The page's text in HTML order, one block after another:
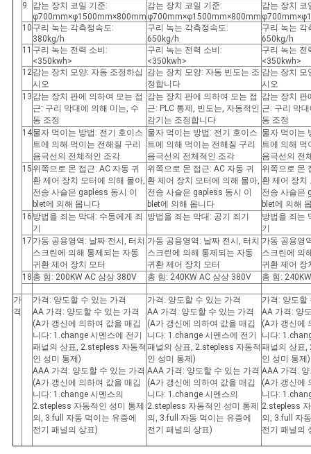
9
감는 장치 코일 기준:
φ700mm×φ1500mm×800mm
감는 장치 코일 기준:
φ700mm×φ1500mm×800mm
감는 장치 코
10 구리 녹는 각측정속도:
380kg/h
구리 녹는 각측정속도:
650kg/h
구리 녹는 각
650kg/h
11 구리 녹는 전력 소비:
<350kwh>
구리 녹는 전력 소비:
<350kwh>
구리 녹는 전
<350kwh>
12감는 장치 모양: 자동 조정하십
시오
감는 장치 모양: 자동 빈도는 조
정합니다
감는 장치 모
시오
13 감는 장치 판에 의하여 모는 접
근: 구리 막대에 의해 미는, 수
동 조정
감는 장치 판에 의하여 모는 접
근: PLC 통제, 빈도는, 자동적인
감기는 조정합니다
감는 장치 판
근: 구리 막
동 조정
14물자 먹이는 방법: 전기 호이스
트에 의해 먹이는 전해질 구리
음극선의 전체적인 조각
물자 먹이는 방법: 전기 호이스
트에 의해 먹이는 전해질 구리
음극선의 전체적인 조각
물자 먹이는
트에 의해 먹
음극선의 전
15 위쪽으로 몬 접근: AC 자동 귀
환 제어 장치 모터에 의해 몰아,
전송 사슬은 gapless 동시 이
blet에 의해 몹니다
위쪽으로 몬 접근: AC 자동 귀
환 제어 장치 모터에 의해 몰아,
전송 사슬은 gapless 동시 이
blet에 의해 몹니다
위쪽으로 몬
환 제어 장치
전송 사슬은
blet에 의해
16 방법을 죄는 막대: 수동에게 죄
기
방법을 죄는 막대: 공기 죄기
방법을 죄는
기
17 가동 공용영역: 날짜 전시, 터치
스크린에 의해 통제되는 자동
귀환 제어 장치 모터
가동 공용영역: 날짜 전시, 터치
스크린에 의해 통제되는 자동
귀환 제어 장치 모터
가동 공용영
스크린에 의
귀환 제어 장
18 총 힘: 200KW AC 삼상 380V 총 힘: 240KW AC 삼상 380V 총 힘:
가
격
가격: 양도할 수 있는 가격
AA 가격: 양도할 수 있는 가격
(A가 갱신에 의하여 값을 매깁
니다: 1.change 시멘스에 전기
패널의 상표, 2.stepless 자동적
인 성미 통제)
AAA 가격: 양도할 수 있는 가격
(A가 갱신에 의하여 값을 매깁
니다: 1.change 시멘스의
2.stepless 자동적인 성미 통제
의, 3.full 자동 먹이는 유증에
전기 패널의 상표)
가격: 양도할 수 있는 가격
AA 가격: 양도할 수 있는 가격
(A가 갱신에 의하여 값을 매깁
니다: 1.change 시멘스에 전기
패널의 상표, 2.stepless 자동적
인 성미 통제)
AAA 가격: 양도할 수 있는 가격
(A가 갱신에 의하여 값을 매깁
니다: 1.change 시멘스의
2.stepless 자동적인 성미 통제
의, 3.full 자동 먹이는 유증에
전기 패널의 상표)
가격: 양도할
AA 가격: 양
(A가 갱신에
니다:
패널의 상표,
인 성미 통제)
AAA 가격:
(A가 갱신에
니다:
2.stepless
의, 3.full 자
전기 패널의